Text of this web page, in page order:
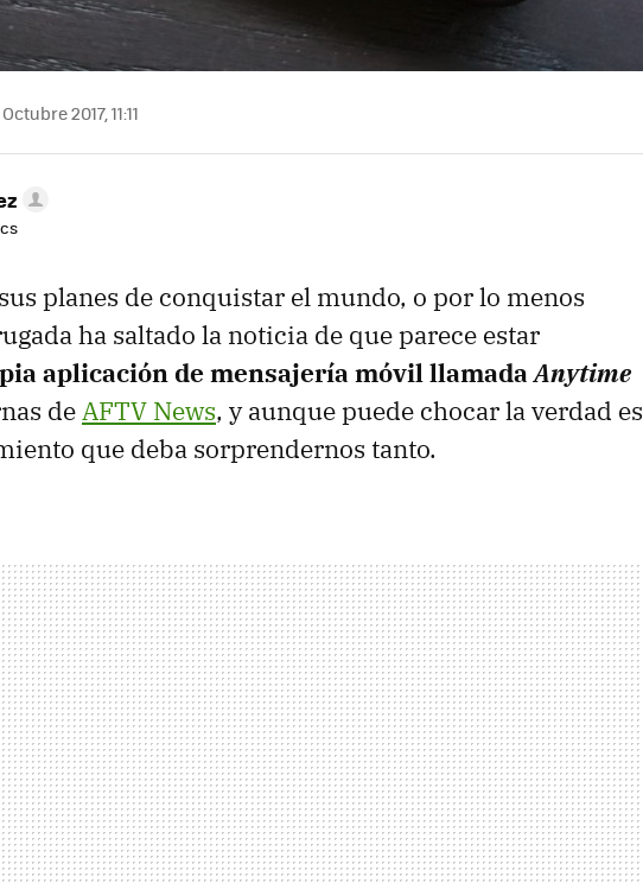
2017, 11:11
planes de conquistar el mundo, o por lo menos
ha saltado la noticia de que parece estar
aplicación de mensajería móvil llamadaAnytime
deAFTV News, y aunque puede chocar la verdad es
que deba sorprendernos tanto.